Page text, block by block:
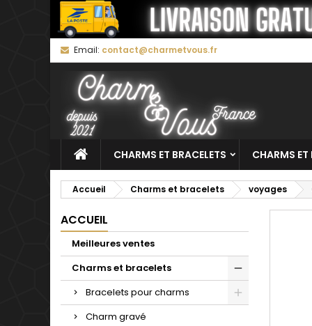
Email: contact@charmetvous.fr
CHARMS ET BRACELETS CHARMS ET
Accueil Charms et bracelets voyages
ACCUEIL
Meilleures ventes
Charms et bracelets
Bracelets pour charms
Charm gravé